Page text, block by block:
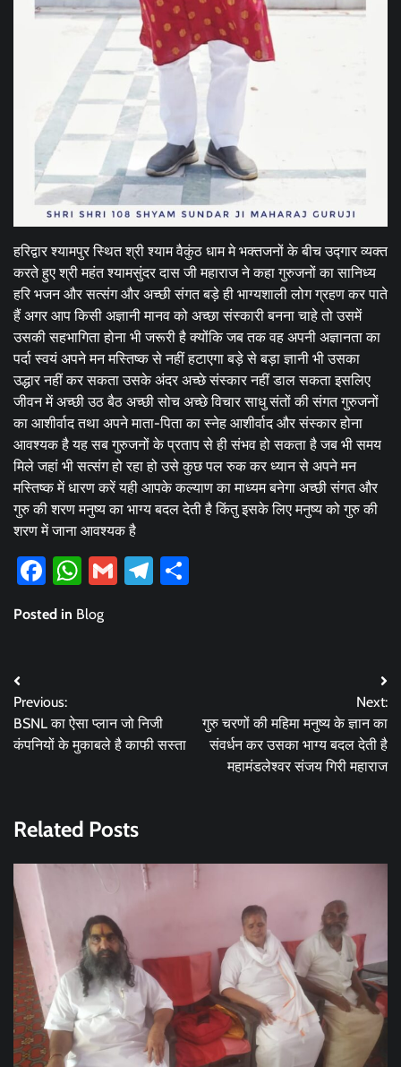
हरिद्वार श्यामपुर स्थित श्री श्याम वैकुंठ धाम मे भक्तजनों के बीच उद्गार व्यक्त
करते हुए श्री महंत श्यामसुंदर दास जी महाराज ने कहा गुरुजनों का सानिध्य
हरि भजन और सत्संग और अच्छी संगत बड़े ही भाग्यशाली लोग ग्रहण कर पाते
हैं अगर आप किसी अज्ञानी मानव को अच्छा संस्कारी बनना चाहे तो उसमें
उसकी सहभागिता होना भी जरूरी है क्योंकि जब तक वह अपनी अज्ञानता का
पर्दा स्वयं अपने मन मस्तिष्क से नहीं हटाएगा बड़े से बड़ा ज्ञानी भी उसका
उद्धार नहीं कर सकता उसके अंदर अच्छे संस्कार नहीं डाल सकता इसलिए
जीवन में अच्छी उठ बैठ अच्छी सोच अच्छे विचार साधु संतों की संगत गुरुजनों
का आशीर्वाद तथा अपने माता-पिता का स्नेह आशीर्वाद और संस्कार होना
आवश्यक है यह सब गुरुजनों के प्रताप से ही संभव हो सकता है जब भी समय
मिले जहां भी सत्संग हो रहा हो उसे कुछ पल रुक कर ध्यान से अपने मन
मस्तिष्क में धारण करें यही आपके कल्याण का माध्यम बनेगा अच्छी संगत और
गुरु की शरण मनुष्य का भाग्य बदल देती है किंतु इसके लिए मनुष्य को गुरु की
शरण में जाना आवश्यक है
Facebook
WhatsApp
GmailTelegram
Posted in Blog
Post
navigation
Previous:
BSNL का ऐसा प्लान जो निजी
कंपनियों के मुकाबले है काफी सस्ता
Next:
गुरु चरणों की महिमा मनुष्य के ज्ञान का
संवर्धन कर उसका भाग्य बदल देती है
महामंडलेश्वर संजय गिरी महाराज
Related Posts